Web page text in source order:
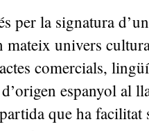
per la signatura d’un
mateix univers
comercials,
espanyol al
que ha facilitat